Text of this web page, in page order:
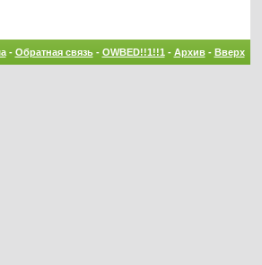
- Обратная связь- OWBED!!1!!1 - Архив- Вверх